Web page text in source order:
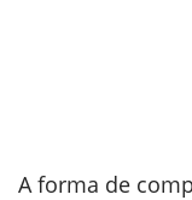
A forma de